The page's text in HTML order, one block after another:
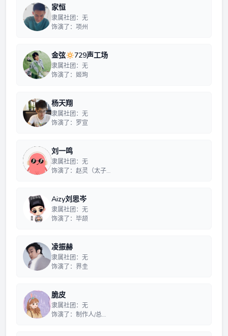
家恒
隶属社团：无
饰演了：项州
金弦🔅729声工场
隶属社团：无
饰演了：姬珣
杨天翔
隶属社团：无
饰演了：罗宣
刘一鸣
隶属社团：无
饰演了：赵灵（太子…
Aizy刘思岑
隶属社团：无
饰演了：毕颉
凌振赫
隶属社团：无
饰演了：界圭
脆皮
隶属社团：无
饰演了：制作人/总…